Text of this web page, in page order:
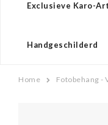
Exclusieve Karo-
Handgeschilderd
Home Fotobehang -